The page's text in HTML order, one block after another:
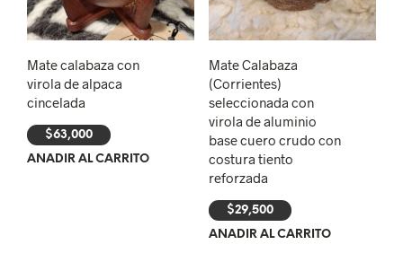
Mate calabaza con
virola de alpaca
cincelada
$63,000
AÑADIR AL CARRITO
Mate Calabaza
(Corrientes)
seleccionada con
virola de aluminio
base cuero crudo con
costura tiento
reforzada
$29,500
AÑADIR AL CARRITO